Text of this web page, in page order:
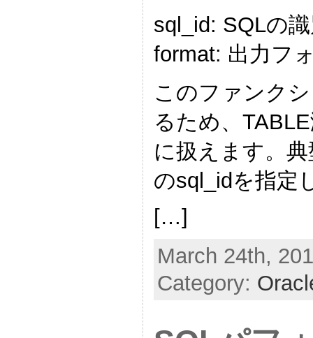
sql_id: SQLの
format: 出力フ
このファンク
るため、
に扱えます。
のsql_idを指定
[…]
March 24th,
Category: